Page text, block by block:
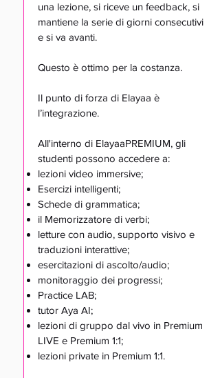
una lezione, si riceve un feedback, si
mantiene la serie di giorni consecutivi
e si va avanti.
Questo è ottimo per la costanza.
Il punto di forza di Elayaa è
l’integrazione.
All'interno di ElayaaPREMIUM, gli
studenti possono accedere a:
lezioni video immersive;
Esercizi intelligenti;
Schede di grammatica;
il Memorizzatore di verbi;
letture con audio, supporto visivo e
traduzioni interattive;
esercitazioni di ascolto/audio;
monitoraggio dei progressi;
Practice LAB;
tutor Aya AI;
lezioni di gruppo dal vivo in Premium
LIVE e Premium 1:1;
lezioni private in Premium 1:1.